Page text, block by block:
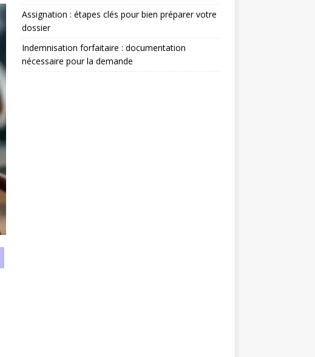
Assignation : étapes clés pour bien préparer votre
dossier
Indemnisation forfaitaire : documentation
nécessaire pour la demande